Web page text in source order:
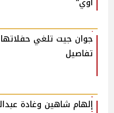
جوان جيت تلغي
تفاصيل
إلهام شاهين وغادة